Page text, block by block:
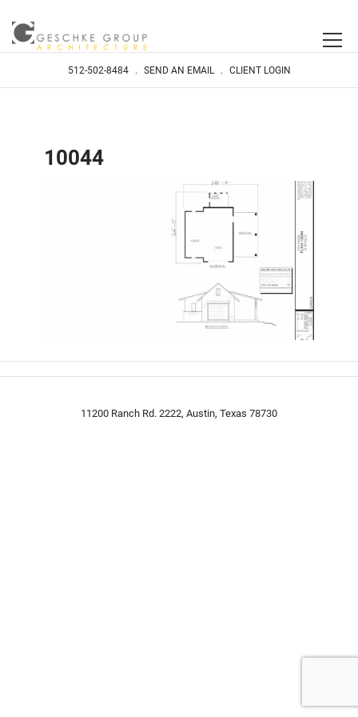
512-502-8484 . SEND AN EMAIL . CLIENT LOGIN
10044
11200 Ranch Rd. 2222, Austin, Texas 78730